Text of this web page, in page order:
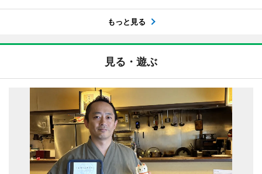
もっと見る
見る・遊ぶ